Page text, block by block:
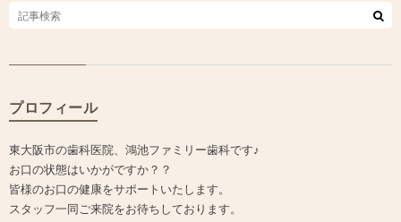
プロフィール
東大阪市の歯科医院、鴻池ファミリー歯科です♪
お口の状態はいかがですか？？
皆様のお口の健康をサポートいたします。
スタッフ一同ご来院をお待ちしております。